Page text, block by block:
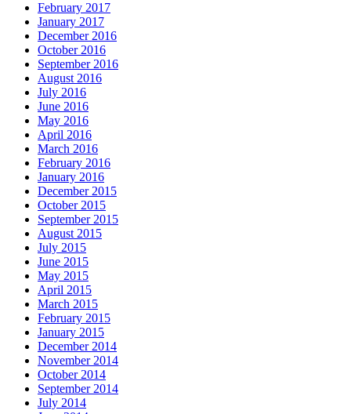
February 2017
January 2017
December 2016
October 2016
September 2016
August 2016
July 2016
June 2016
May 2016
April 2016
March 2016
February 2016
January 2016
December 2015
October 2015
September 2015
August 2015
July 2015
June 2015
May 2015
April 2015
March 2015
February 2015
January 2015
December 2014
November 2014
October 2014
September 2014
July 2014